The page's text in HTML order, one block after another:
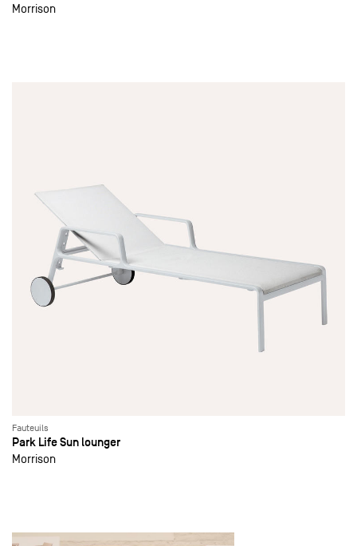
Morrison
Fauteuils
Park Life Sun lounger
Morrison